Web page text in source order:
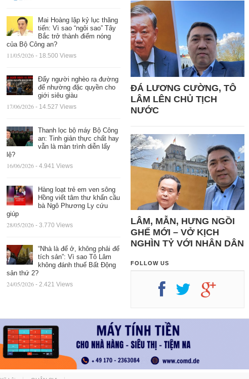
Mai Hoàng lập kỷ lục thăng
tiến: Vì sao “ngôi sao” Tây
Bắc trở thành điểm nóng
của Bộ Công an?
11/05/2026 - 18.500 Views
Đẩy người nghèo ra đường
để nhường đặc quyền cho
giới siêu giàu
17/06/2026 - 14.527 Views
Thanh lọc bộ máy Bộ Công
an: Tinh giản thực chất hay
vẫn là màn trình diễn lấy
lệ?
16/06/2026 - 4.941 Views
Hàng loạt trẻ em ven sông
Hồng viết tâm thư khẩn cầu
bà Ngô Phương Ly cứu
giúp
28/05/2026 - 3.770 Views
“Nhà là để ở, không phải để
tích sản”: Vì sao Tô Lâm
không đánh thuế Bất Động
sản thứ 2?
24/05/2026 - 2.421 Views
ĐÁ LƯƠNG CƯỜNG, TÔ
LÂM LÊN CHỦ TỊCH
NƯỚC
LÂM, MẪN, HƯNG NGỒI
GHẾ MỚI – VỞ KỊCH
NGHÌN TỶ VỚI NHÂN DÂN
FOLLOW US